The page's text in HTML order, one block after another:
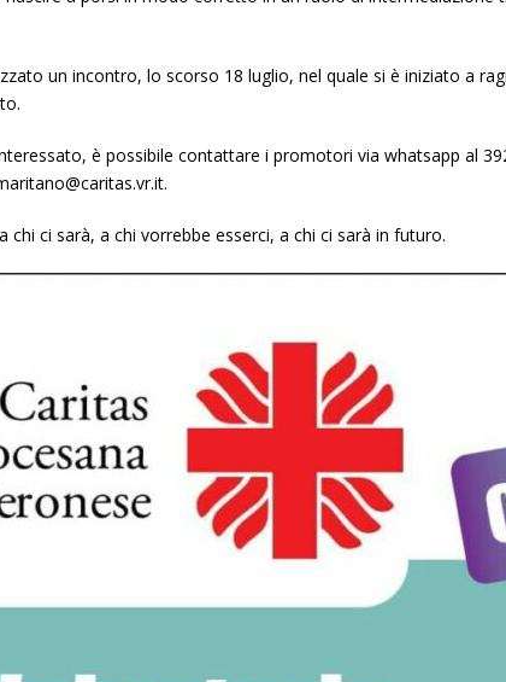
un incontro, lo scorso 18 luglio, nel quale si è iniziato a
è possibile contattare i promotori via whatsapp al
chi ci sarà, a chi vorrebbe esserci, a chi ci sarà in futuro.